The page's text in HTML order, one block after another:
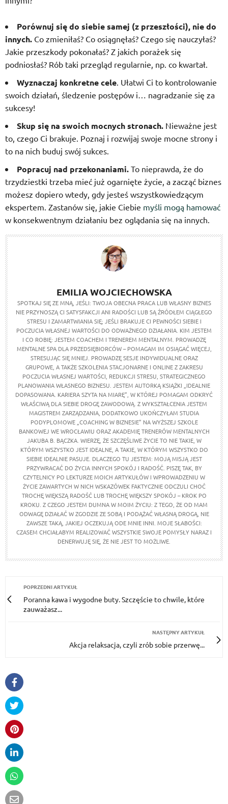
Porównuj się do siebie samej (z przeszłości), nie do
innych. Co zmieniłaś? Co osiągnęłaś? Czego się nauczyłaś?
Jakie przeszkody pokonałaś? Z jakich porażek się
podniosłaś? Rób taki przegląd regularnie, np. co kwartał.
Wyznaczaj konkretne cele. Ułatwi Ci to kontrolowanie
swoich działań, śledzenie postępów i… nagradzanie się za
sukcesy!
Skup się na swoich mocnych stronach. Nieważne jest
to, czego Ci brakuje. Poznaj i rozwijaj swoje mocne strony i
to na nich buduj swój sukces.
Popracuj nad przekonaniami. To nieprawda, że do
trzydziestki trzeba mieć już ogarnięte życie, a zacząć biznes
możesz dopiero wtedy, gdy jesteś wszystkowiedzącym
ekspertem. Zastanów się, jakie Ciebie myśli mogą hamować
w konsekwentnym działaniu bez oglądania się na innych.
EMILIA WOJCIECHOWSKA
SPOTKAJ SIĘ ZE MNĄ, JEŚLI: TWOJA OBECNA PRACA LUB WŁASNY BIZNES
NIE PRZYNOSZĄ CI SATYSFAKCJI ANI RADOŚCI LUB SĄ ŹRÓDŁEM CIĄGŁEGO
STRESU I ZAMARTWIANIA SIĘ; JEŚLI BRAKUJE CI PEWNOŚCI SIEBIE I
POCZUCIA WŁASNEJ WARTOŚCI DO ODWAŻNEGO DZIAŁANIA. KIM JESTEM
I CO ROBIĘ: JESTEM COACHEM I TRENEREM MENTALNYM. PROWADZĘ
MENTALNE SPA DLA PRZEDSIĘBIORCÓW – POMAGAM IM OSIĄGAĆ WIĘCEJ,
STRESUJĄC SIĘ MNIEJ. PROWADZĘ SESJE INDYWIDUALNE ORAZ
GRUPOWE, A TAKŻE SZKOLENIA STACJONARNE I ONLINE Z ZAKRESU
POCZUCIA WŁASNEJ WARTOŚCI, REDUKCJI STRESU, STRATEGICZNEGO
PLANOWANIA WŁASNEGO BIZNESU. JESTEM AUTORKĄ KSIĄŻKI „IDEALNIE
DOPASOWANA. KARIERA SZYTA NA MIARĘ”, W KTÓREJ POMAGAM ODKRYĆ
WŁAŚCIWĄ DLA SIEBIE DROGĘ ZAWODOWĄ. Z WYKSZTAŁCENIA JESTEM
MAGISTREM ZARZĄDZANIA, DODATKOWO UKOŃCZYŁAM STUDIA
PODYPLOMOWE „COACHING W BIZNESIE” NA WYŻSZEJ SZKOLE
BANKOWEJ WE WROCŁAWIU ORAZ AKADEMIĘ TRENERÓW MENTALNYCH
JAKUBA B. BĄCZKA. WIERZĘ, ŻE SZCZĘŚLIWE ŻYCIE TO NIE TAKIE, W
KTÓRYM WSZYSTKO JEST IDEALNE, A TAKIE, W KTÓRYM WSZYSTKO DO
SIEBIE IDEALNIE PASUJE. DLACZEGO TU JESTEM: MOJĄ MISJĄ JEST
PRZYWRACAĆ DO ŻYCIA INNYCH SPOKÓJ I RADOŚĆ. PISZĘ TAK, BY
CZYTELNICY PO LEKTURZE MOICH ARTYKUŁÓW I WPROWADZENIU W
ŻYCIE ZAWARTYCH W NICH WSKAZÓWEK FAKTYCZNIE ODCZULI CHOĆ
TROCHĘ WIĘKSZĄ RADOŚĆ LUB TROCHĘ WIĘKSZY SPOKÓJ – KROK PO
KROKU. Z CZEGO JESTEM DUMNA W MOIM ŻYCIU: Z TEGO, ŻE OD MAM
ODWAGĘ DZIAŁAĆ W ZGODZIE ZE SOBĄ I PODĄŻAĆ WŁASNĄ DROGĄ, NIE
ZAWSZE TAKĄ, JAKIEJ OCZEKUJĄ ODE MNIE INNI. MOJE SŁABOŚCI:
CZASEM CHCIAŁABYM REALIZOWAĆ WSZYSTKIE SWOJE POMYSŁY NARAZ I
DENERWUJĘ SIĘ, ŻE NIE JEST TO MOŻLIWE.
POPRZEDNI ARTYKUŁ
Poranna kawa i wygodne buty. Szczęście to chwile, które
zauważasz...
NASTĘPNY ARTYKUŁ
Akcja relaksacja, czyli zrób sobie przerwę...